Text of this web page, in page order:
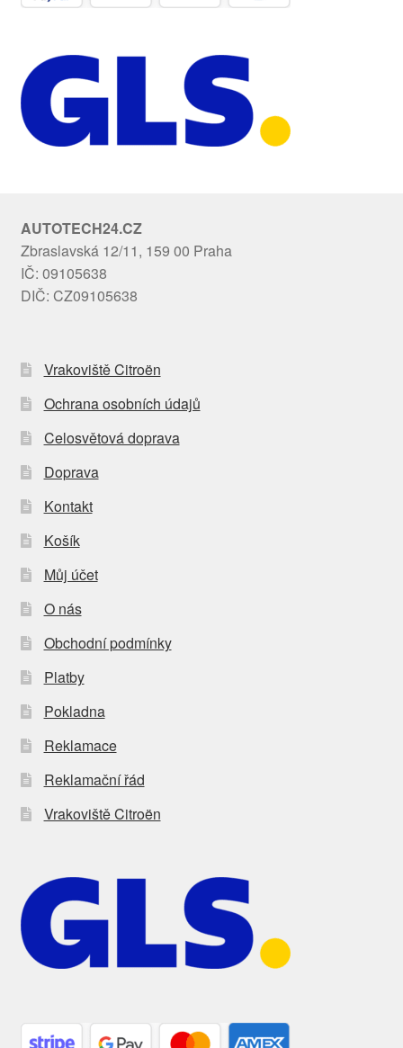
AUTOTECH24.CZ
Zbraslavská 12/11, 159 00 Praha
IČ: 09105638
DIČ: CZ09105638
Vrakoviště Citroën
Ochrana osobních údajů
Celosvětová doprava
Doprava
Kontakt
Košík
Můj účet
O nás
Obchodní podmínky
Platby
Pokladna
Reklamace
Reklamační řád
Vrakoviště Citroën